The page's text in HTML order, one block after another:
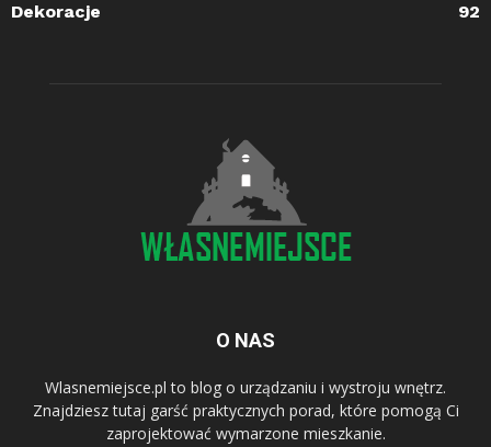
Dekoracje
92
O NAS
Wlasnemiejsce.pl to blog o urządzaniu i wystroju wnętrz.
Znajdziesz tutaj garść praktycznych porad, które pomogą Ci
zaprojektować wymarzone mieszkanie.